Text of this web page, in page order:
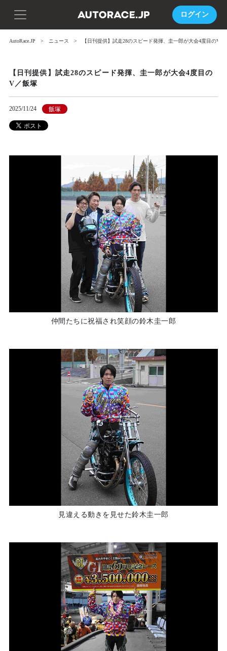
ログイン
AutoRace.JP ニュース 【日刊提供】試走28のスピード発揮、圭一郎が大会4度目のV／
【日刊提供】試走28のスピード発揮、圭一郎が大会4度目の
V／飯塚
2025/11/24 飯塚
仲間たちに祝福され笑顔の鈴木圭一郎
見違える動きを見せた鈴木圭一郎